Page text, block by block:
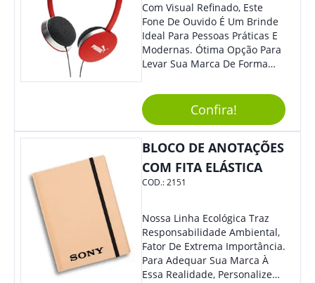
Com Visual Refinado, Este
Fone De Ouvido É Um Brinde
Ideal Para Pessoas Práticas E
Modernas. Ótima Opção Para
Levar Sua Marca De Forma
Sua Empresa Em Eventos,
Reuniões Corporativas Ou Até
Mesmo Para Presentear
Colaboradores E Parceiros De
Sua Empresa.
Confira!
BLOCO DE ANOTAÇÕES
COM FITA ELÁSTICA
COD.:2151
Nossa Linha Ecológica Traz
Responsabilidade Ambiental,
Fator De Extrema Importância.
Para Adequar Sua Marca À
Essa Realidade, Personalize